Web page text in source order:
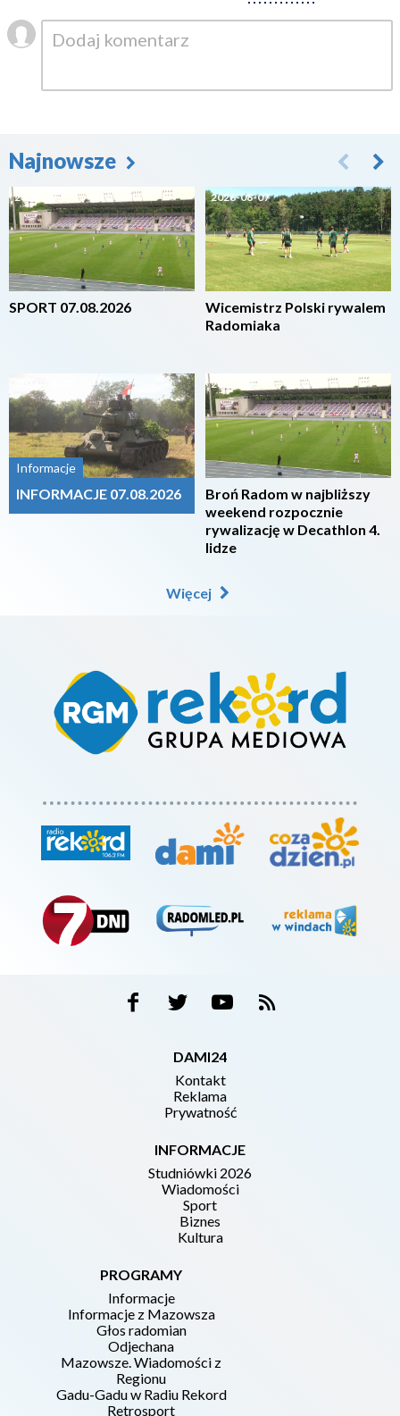
Najnowsze
2026-08-07
SPORT 07.08.2026
Informacje
INFORMACJE 07.08.2026
2026-08-07
Wicemistrz Polski rywalem
Radomiaka
2026-08-07
Broń Radom w najbliższy
weekend rozpocznie
rywalizację w Decathlon 4.
lidze
Więcej
DAMI24
Kontakt
Reklama
Prywatność
INFORMACJE
Studniówki 2026
Wiadomości
Sport
Biznes
Kultura
PROGRAMY
Informacje
Informacje z Mazowsza
Głos radomian
Odjechana
Mazowsze. Wiadomości z
Regionu
Gadu-Gadu w Radiu Rekord
Retrosport